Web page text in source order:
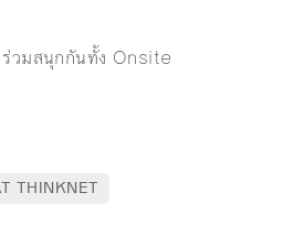
วมสนุกกันทั้ง Onsite
THINKNET